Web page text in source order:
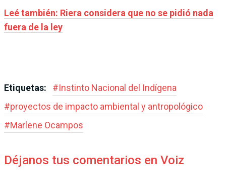
Leé también: Riera considera que no se pidió nada
fuera de la ley
Etiquetas: #Instinto Nacional del Indígena
#proyectos de impacto ambiental y antropológico
#Marlene Ocampos
Déjanos tus comentarios en Voiz